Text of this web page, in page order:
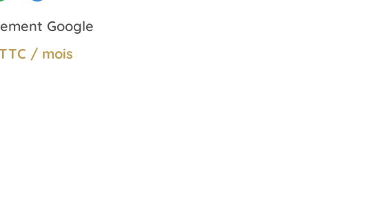
Google
/ mois